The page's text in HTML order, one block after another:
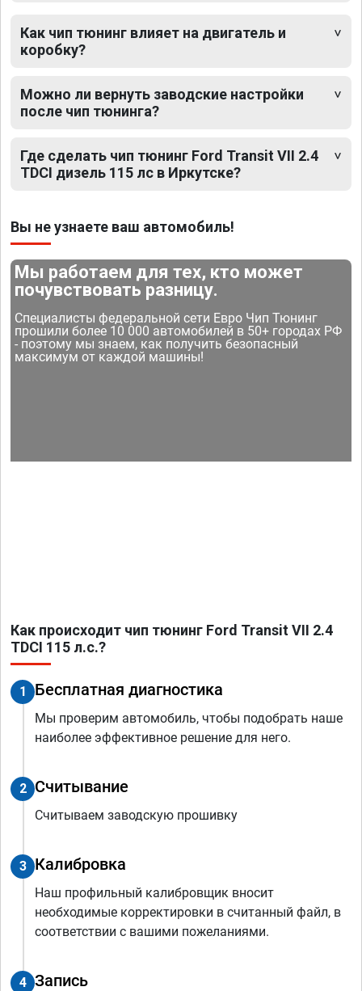
Как чип тюнинг влияет на двигатель и
коробку?
Можно ли вернуть заводские настройки
после чип тюнинга?
Где сделать чип тюнинг Ford Transit VII 2.4
TDCI дизель 115 лс в Иркутске?
Вы не узнаете ваш автомобиль!
Мы работаем для тех, кто может
почувствовать разницу.
Специалисты федеральной сети Евро Чип Тюнинг
прошили более 10 000 автомобилей в 50+ городах РФ
- поэтому мы знаем, как получить безопасный
максимум от каждой машины!
Как происходит чип тюнинг Ford Transit VII 2.4
TDCI 115 л.с.?
1 Бесплатная диагностика
Мы проверим автомобиль, чтобы подобрать наше
наиболее эффективное решение для него.
2 Считывание
Считываем заводскую прошивку
3 Калибровка
Наш профильный калибровщик вносит
необходимые корректировки в считанный файл, в
соответствии с вашими пожеланиями.
4 Запись